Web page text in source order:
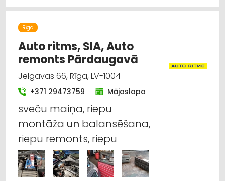
CELTNIECĪBAS TEHNIKA UN IEKĀRTAS; TIRDZNIECĪBA, SERVISS
CELTNIECĪBAS TEHNIKA UN IEKĀRTAS; NOMA
ELEKTROTEHNISKO IEKĀRTU UN ELEKTROMATERIĀLU
TIRDZNIECĪBA
Rīga
Auto ritms, SIA, Auto
remonts Pārdaugavā
Jelgavas 66, Rīga, LV-1004
+371 29473759 Mājaslapa
sveču maiņa, riepu
montāža un balansēšana,
riepu remonts, riepu